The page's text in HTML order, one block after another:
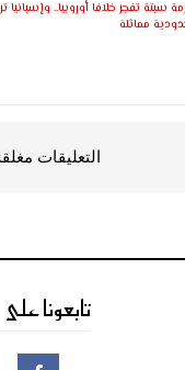
سبتة تفجر خلافا أوروبيا.. وإسبانيا
مماثلة
التعليقات
تابعونا على